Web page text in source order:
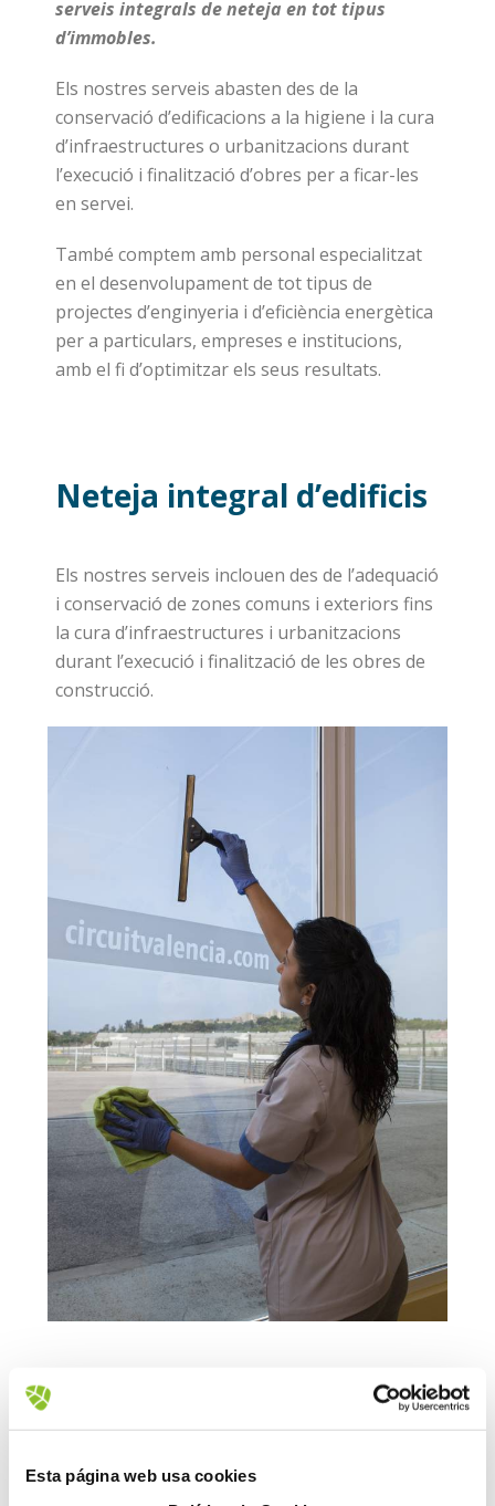
Esta página web usa cookies
serveis integrals de neteja en tot tipus
d’immobles.
Els nostres serveis abasten des de la
conservació d’edificacions a la higiene i la cura
d’infraestructures o urbanitzacions durant
l’execució i finalització d’obres per a ficar-les
en servei.
També comptem amb personal especialitzat
en el desenvolupament de tot tipus de
projectes d’enginyeria i d’eficiència energètica
per a particulars, empreses e institucions,
amb el fi d’optimitzar els seus resultats.
Neteja integral d’edificis
Els nostres serveis inclouen des de l’adequació
i conservació de zones comuns i exteriors fins
la cura d’infraestructures i urbanitzacions
durant l’execució i finalització de les obres de
construcció.